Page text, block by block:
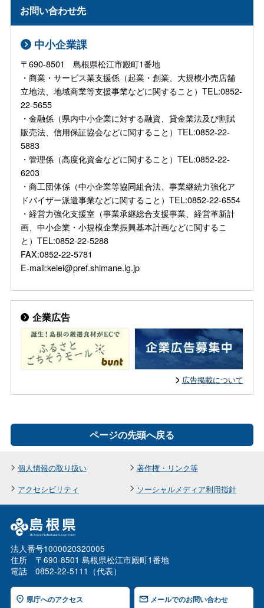
お問い合わせ先
中小企業課
〒690-8501 島根県松江市殿町1番地
・商業・サービス業支援係（起業・創業、大規模小売店舗
立地法、地域商業等支援事業などに関すること）TEL:0852-
22-5655
・金融係（県内中小企業に対する融資、貸金業法及び割賦
販売法、信用保証協会などに関すること）TEL:0852-22-
5883
・管理係（高度化資金などに関すること）TEL:0852-22-
6203
・商工団体係（中小企業等協同組合法、事業継続力強化ア
ドバイザー派遣事業などに関すること）TEL:0852-22-6554
・経営力強化支援室（事業承継総合支援事業、経営革新計
画、中小企業・小規模企業振興基本計画などに関するこ
と）TEL:0852-22-5288
FAX:0852-22-5781
E-mail:keiei@pref.shimane.lg.jp
企業広告
広告掲載について
ページの先頭へ戻る
個人情報の取り扱い
著作権・リンク等
アクセシビリティ
ソーシャルメディア利用指針
法人番号1000020320005
住所 〒690-8501 島根県松江市殿町1番地
電話 0852-22-5111（代表）
県庁へのアクセス メールでのお問い合わせ